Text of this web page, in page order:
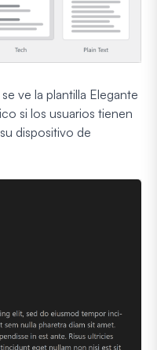
ve la plantilla Elegante
si los usuarios tienen
dispositivo de